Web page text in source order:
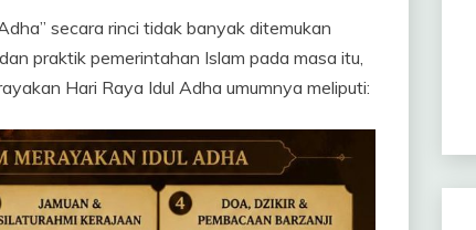
secara rinci tidak banyak ditemukan
praktik pemerintahan Islam pada masa itu,
Hari Raya Idul Adha umumnya meliputi: